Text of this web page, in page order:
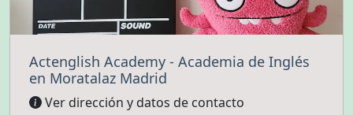
Actenglish Academy - Academia de Inglés
en Moratalaz Madrid
Ver dirección y datos de contacto